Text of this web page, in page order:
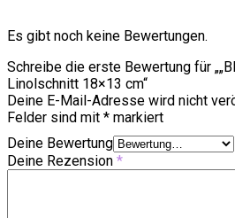
Es gibt noch keine Bewertungen.
Schreibe die erste Bewertung für
Linolschnitt 18×13 cm“
Deine E-Mail-Adresse wird nicht
Felder sind mit * markiert
Deine Bewertung
Deine Rezension *